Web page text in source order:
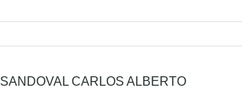
SANDOVAL CARLOS ALBERTO